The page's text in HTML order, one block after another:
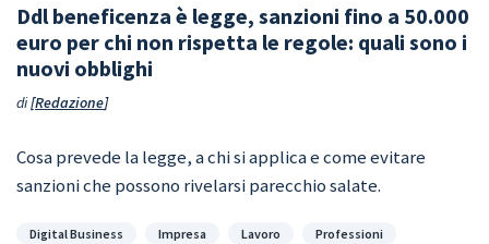
Ddl beneficenza è legge, sanzioni fino a 50.000
euro per chi non rispetta le regole: quali sono i
nuovi obblighi
di Redazione
Cosa prevede la legge, a chi si applica e come evitare
sanzioni che possono rivelarsi parecchio salate.
Categorie
Digital Business Impresa Lavoro Professioni